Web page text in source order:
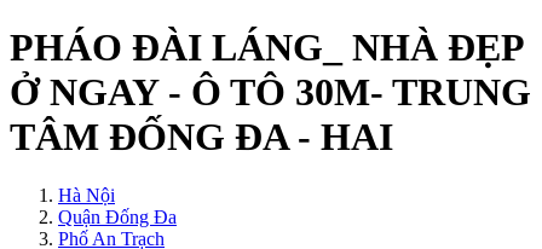
PHÁO ĐÀI LÁNG_ NHÀ ĐẸP
Ở NGAY - Ô TÔ 30M- TRUNG
TÂM ĐỐNG ĐA - HAI
Hà Nội
Quận Đống Đa
Phố An Trạch